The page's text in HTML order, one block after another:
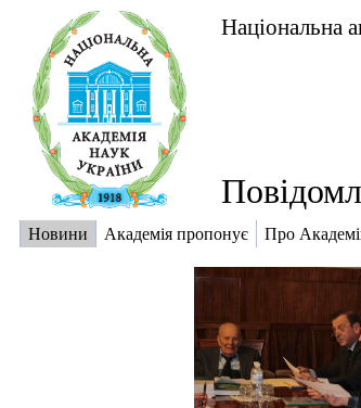
Національна
Новини Академія пропонує Про